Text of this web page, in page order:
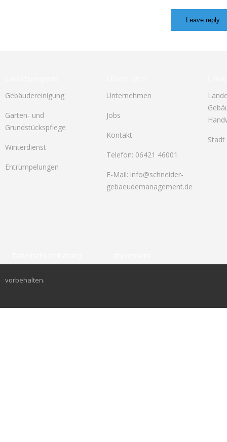
Gebäudereinigung
Garten- und
Grundstückspflege
Winterdienst
Entrümpelungen
Unternehmen
Jobs
Kontakt
Telefon: 06421 46001
E-Mail: info@schneider-
gebaeudemanagement.de
vorbehalten.